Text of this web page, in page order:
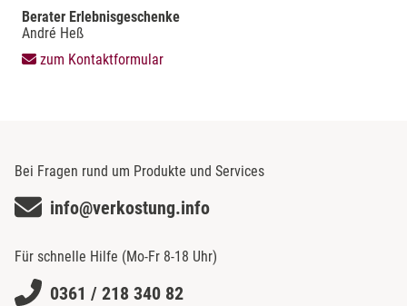
Berater Erlebnisgeschenke
André Heß
zum Kontaktformular
Bei Fragen rund um Produkte und Services
info@verkostung.info
Für schnelle Hilfe (Mo-Fr 8-18 Uhr)
0361 / 218 340 82